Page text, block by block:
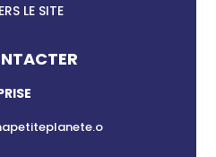
LE SITE